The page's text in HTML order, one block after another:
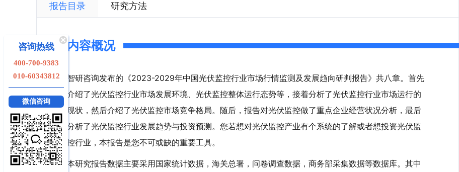
报告目录 研究方法
内容概况
智研咨询发布的《2023-2029年中国光伏监控行业市场行情监测及发展趋向研判报告》共八章。首先
介绍了光伏监控行业市场发展环境、光伏监控整体运行态势等，接着分析了光伏监控行业市场运行的
现状，然后介绍了光伏监控市场竞争格局。随后，报告对光伏监控做了重点企业经营状况分析，最后
分析了光伏监控行业发展趋势与投资预测。您若想对光伏监控产业有个系统的了解或者想投资光伏监
控行业，本报告是您不可或缺的重要工具。
本研究报告数据主要采用国家统计数据，海关总署，问卷调查数据，商务部采集数据等数据库。其中
咨询热线
400-700-9383
010-60343812
微信咨询